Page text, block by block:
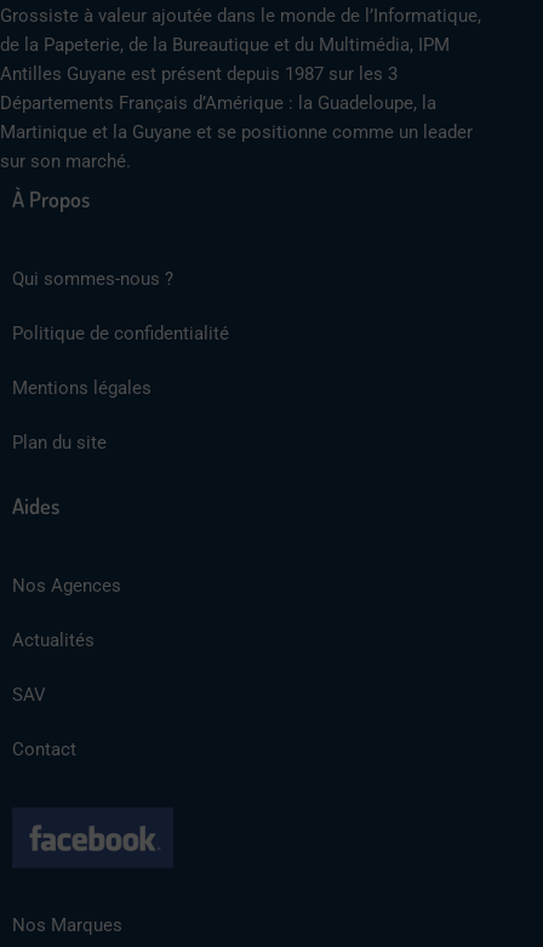
Grossiste à valeur ajoutée dans le monde de l’Informatique,
de la Papeterie, de la Bureautique et du Multimédia, IPM
Antilles Guyane est présent depuis 1987 sur les 3
Départements Français d’Amérique : la Guadeloupe, la
Martinique et la Guyane et se positionne comme un leader
sur son marché.
À Propos
Qui sommes-nous ?
Politique de confidentialité
Mentions légales
Plan du site
Aides
Nos Agences
Actualités
SAV
Contact
Nos Marques